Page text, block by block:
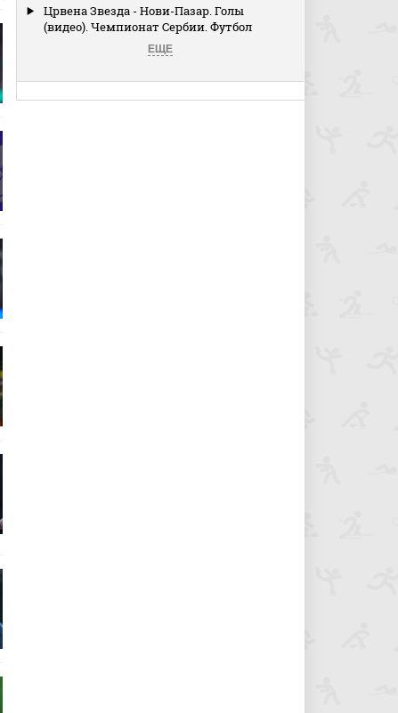
Црвена Звезда - Нови-Пазар. Голы
(видео). Чемпионат Сербии. Футбол
ЕЩЕ